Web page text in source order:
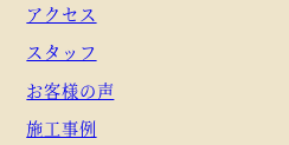
アクセス
スタッフ
お客様の声
施工事例